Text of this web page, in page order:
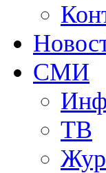
СМИ
ТВ